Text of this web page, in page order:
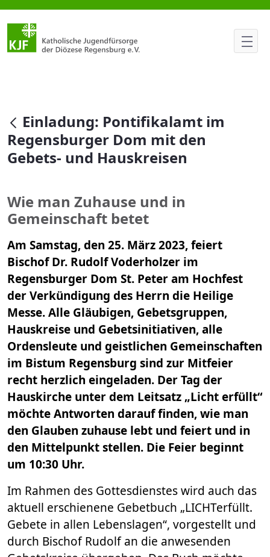
Einladung: Pontifikalamt im
null
Einladung: Pontifikalamt im
Regensburger Dom mit den
Gebets- und Hauskreisen
Wie man Zuhause und in
Gemeinschaft betet
Am Samstag, den 25. März 2023, feiert
Bischof Dr. Rudolf Voderholzer im
Regensburger Dom St. Peter am Hochfest
der Verkündigung des Herrn die Heilige
Messe. Alle Gläubigen, Gebetsgruppen,
Hauskreise und Gebetsinitiativen, alle
Ordensleute und geistlichen Gemeinschaften
im Bistum Regensburg sind zur Mitfeier
recht herzlich eingeladen. Der Tag der
Hauskirche unter dem Leitsatz „Licht erfüllt“
möchte Antworten darauf finden, wie man
den Glauben zuhause lebt und feiert und in
den Mittelpunkt stellen. Die Feier beginnt
um 10:30 Uhr.
Im Rahmen des Gottesdienstes wird auch das
aktuell erschienene Gebetbuch „LICHTerfüllt.
Gebete in allen Lebenslagen“, vorgestellt und
durch Bischof Rudolf an die anwesenden